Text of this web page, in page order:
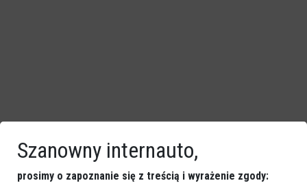
Szanowny internauto,
prosimy o zapoznanie się z treścią i wyrażenie zgody: